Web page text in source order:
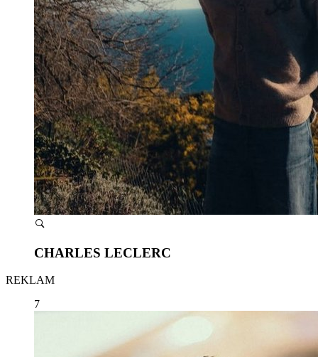
CHARLES LECLERC
REKLAM
7